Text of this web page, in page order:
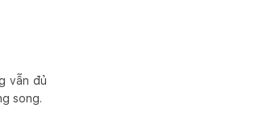
vẫn đủ
song.